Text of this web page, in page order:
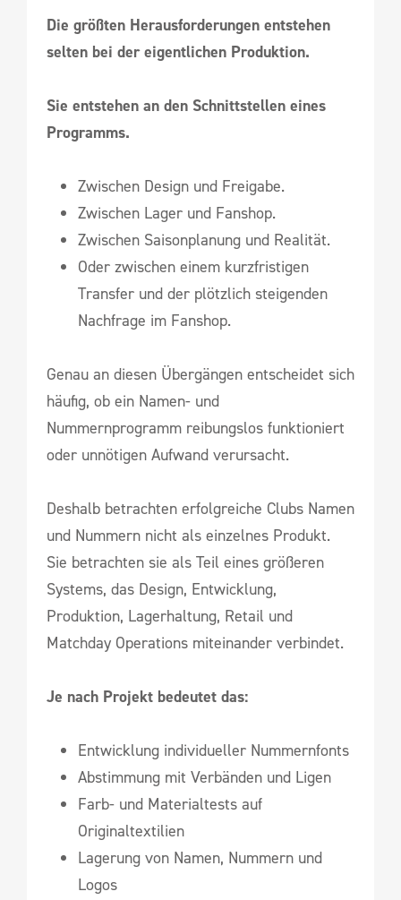
Die größten Herausforderungen entstehen
selten bei der eigentlichen Produktion.
Sie entstehen an den Schnittstellen eines
Programms.
Zwischen Design und Freigabe.
Zwischen Lager und Fanshop.
Zwischen Saisonplanung und Realität.
Oder zwischen einem kurzfristigen
Transfer und der plötzlich steigenden
Nachfrage im Fanshop.
Genau an diesen Übergängen entscheidet sich
häufig, ob ein Namen- und
Nummernprogramm reibungslos funktioniert
oder unnötigen Aufwand verursacht.
Deshalb betrachten erfolgreiche Clubs Namen
und Nummern nicht als einzelnes Produkt.
Sie betrachten sie als Teil eines größeren
Systems, das Design, Entwicklung,
Produktion, Lagerhaltung, Retail und
Matchday Operations miteinander verbindet.
Je nach Projekt bedeutet das:
Entwicklung individueller Nummernfonts
Abstimmung mit Verbänden und Ligen
Farb- und Materialtests auf
Originaltextilien
Lagerung von Namen, Nummern und
Logos